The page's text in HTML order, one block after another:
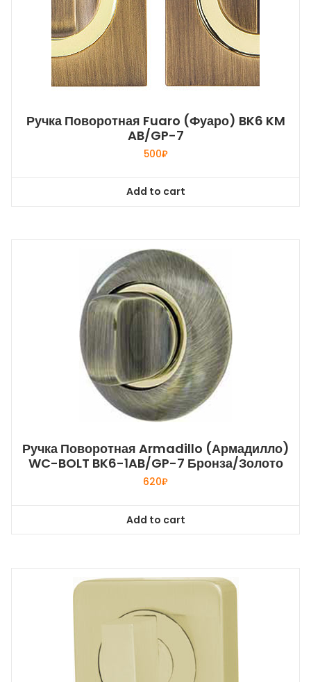
Ручка Поворотная Fuaro (Фуаро) BK6 KM
AB/GP-7
500₽
Add to cart
Ручка Поворотная Armadillo (Армадилло)
WC-BOLT BK6-1AB/GP-7 Бронза/золото
620₽
Add to cart